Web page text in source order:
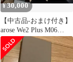
¥30,000
【中古品-おまけ付き】
arose We2 Plus M06
12G/256G